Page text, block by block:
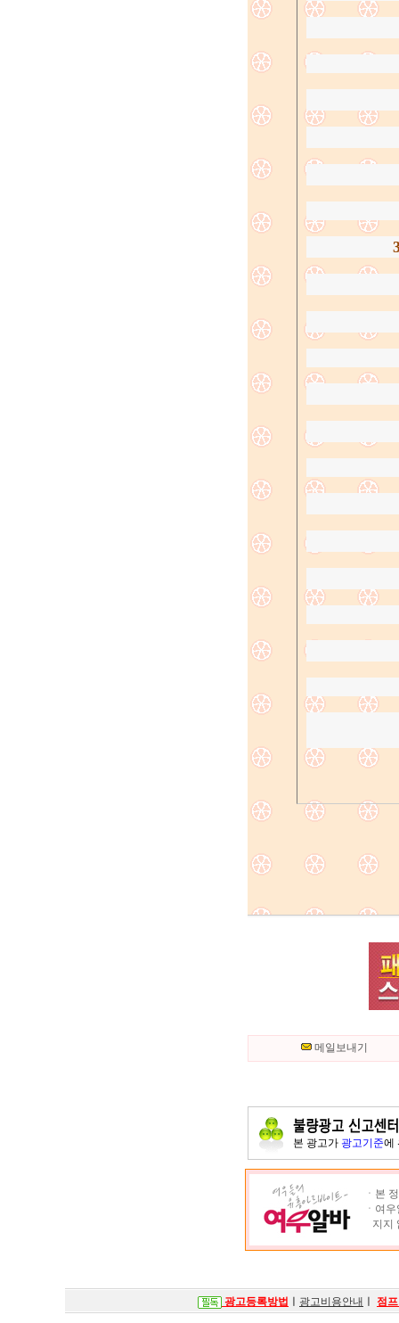
메일보내기
본 광고가 광고기준에
ㆍ본
ㆍ여
지지
광고등록방법 광고비용안내 점